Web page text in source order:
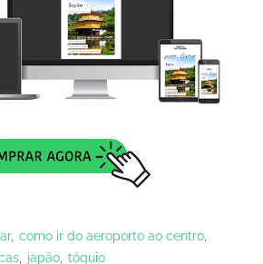
como ir do aeroporto ao centro
japão tóquio